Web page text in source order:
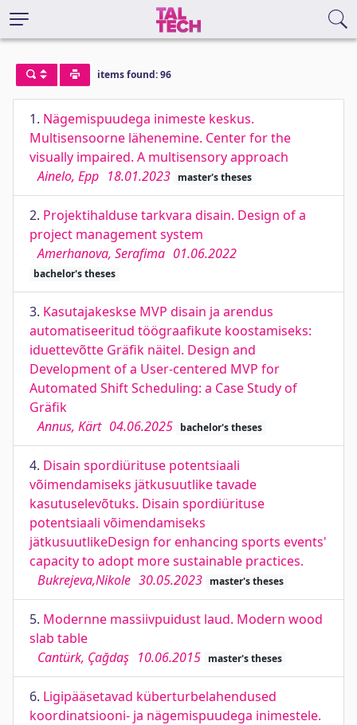
items found: 96
1. Nägemispuudega inimeste keskus.
Multisensoorne lähenemine. Center for the
visually impaired. A multisensory approach
Ainelo, Epp 18.01.2023 master's theses
2. Projektihalduse tarkvara disain. Design of a
project management system
Amerhanova, Serafima 01.06.2022
bachelor's theses
3. Kasutajakeskse MVP disain ja arendus
automatiseeritud töögraafikute koostamiseks:
iduettevõtte Gräfik näitel. Design and
Development of a User-centered MVP for
Automated Shift Scheduling: a Case Study of
Gräfik
Annus, Kärt 04.06.2025 bachelor's theses
4. Disain spordiürituse potentsiaali
võimendamiseks jätkusuutlike tavade
kasutuselevõtuks. Disain spordiürituse
potentsiaali võimendamiseks
jätkusuutlikeDesign for enhancing sports events'
capacity to adopt more sustainable practices.
Bukrejeva,Nikole 30.05.2023 master's theses
5. Modernne massiivpuidust laud. Modern wood
slab table
Cantürk, Çağdaş 10.06.2015 master's theses
6. Ligipääsetavad küberturbelahendused
koordinatsiooni- ja nägemispuudega inimestele.